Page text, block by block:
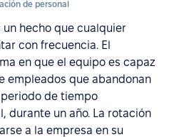
de personal
un hecho que cualquier
con frecuencia. El
en que el equipo es capaz
empleados que abandonan
de tiempo
durante un año. La rotación
a la empresa en su